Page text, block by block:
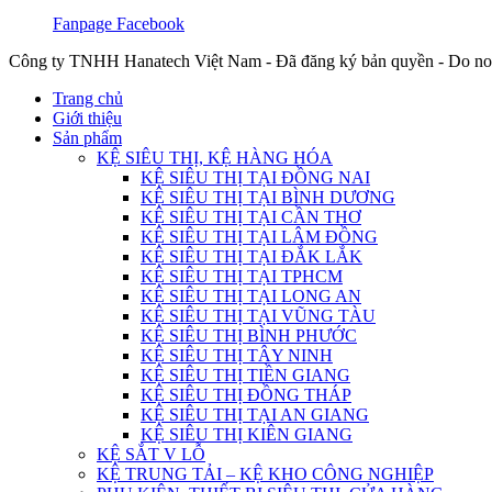
Fanpage Facebook
Công ty TNHH Hanatech Việt Nam - Đã đăng ký bản quyền - Do
Trang chủ
Giới thiệu
Sản phẩm
KỆ SIÊU THỊ, KỆ HÀNG HÓA
KỆ SIÊU THỊ TẠI ĐỒNG NAI
KỆ SIÊU THỊ TẠI BÌNH DƯƠNG
KỆ SIÊU THỊ TẠI CẦN THƠ
KỆ SIÊU THỊ TẠI LÂM ĐỒNG
KỆ SIÊU THỊ TẠI ĐẮK LẮK
KỆ SIÊU THỊ TẠI TPHCM
KỆ SIÊU THỊ TẠI LONG AN
KỆ SIÊU THỊ TẠI VŨNG TÀU
KỆ SIÊU THỊ BÌNH PHƯỚC
KỆ SIÊU THỊ TÂY NINH
KỆ SIÊU THỊ TIỀN GIANG
KỆ SIÊU THỊ ĐỒNG THÁP
KỆ SIÊU THỊ TẠI AN GIANG
KỆ SIÊU THỊ KIÊN GIANG
KỆ SẮT V LỖ
KỆ TRUNG TẢI – KỆ KHO CÔNG NGHIỆP